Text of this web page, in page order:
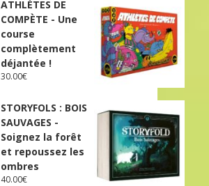
ATHLÈTES DE
COMPÈTE - Une
course
complètement
déjantée !
30.00€
STORYFOLS : BOIS
SAUVAGES -
Soignez la forêt
et repoussez les
ombres
40.00€